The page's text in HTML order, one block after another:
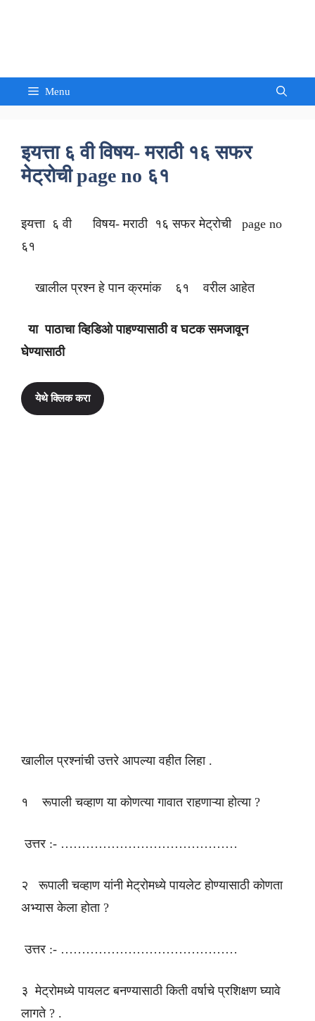
Menu
इयत्ता ६ वी विषय- मराठी १६ सफर
मेट्रोची page no ६१
इयत्ता ६ वी विषय- मराठी १६ सफर मेट्रोची page no
६१
खालील प्रश्न हे पान क्रमांक ६१ वरील आहेत
या पाठाचा व्हिडिओ पाहण्यासाठी व घटक समजावून
घेण्यासाठी
येथे क्लिक करा
खालील प्रश्नांची उत्तरे आपल्या वहीत लिहा .
१ रूपाली चव्हाण या कोणत्या गावात राहणाऱ्या होत्या ?
उत्तर :- ……………………………………
२ रूपाली चव्हाण यांनी मेट्रोमध्ये पायलेट होण्यासाठी कोणता
अभ्यास केला होता ?
उत्तर :- ……………………………………
३ मेट्रोमध्ये पायलट बनण्यासाठी किती वर्षाचे प्रशिक्षण घ्यावे
लागते ? .